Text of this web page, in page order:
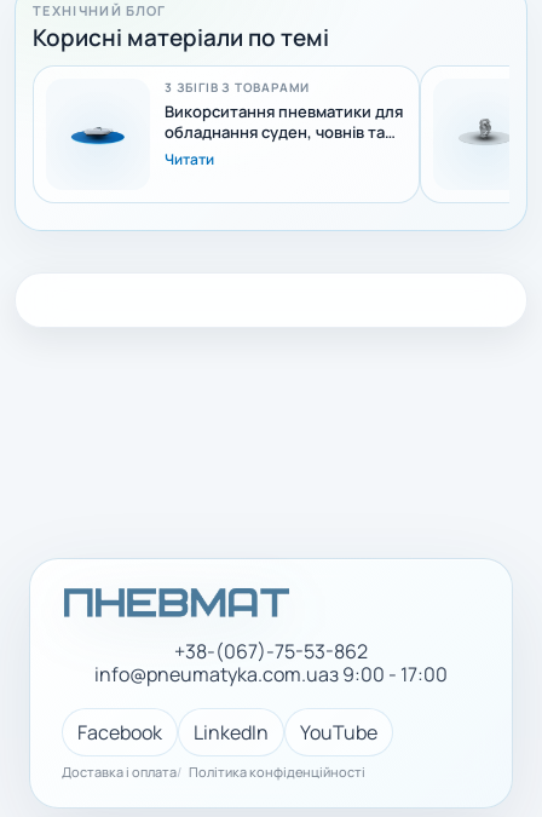
ТЕХНІЧНИЙ БЛОГ
Корисні матеріали по темі
3 ЗБІГІВ З ТОВАРАМИ
Викорситання пневматики для
обладнання суден, човнів та
яхт
Читати
+38-(067)-75-53-862
info@pneumatyka.com.uaз 9:00 - 17:00
Facebook LinkedIn YouTube
Доставка і оплата Політика конфіденційності